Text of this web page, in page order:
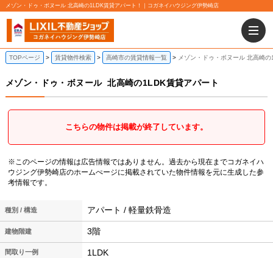
メゾン・ドゥ・ボヌール 北高崎の1LDK賃貸アパート！｜コガネイハウジング伊勢崎店
TOPページ 賃貸物件検索 高崎市の賃貸情報一覧 メゾン・ドゥ・ボヌール 北高崎
メゾン・ドゥ・ボヌール 北高崎の1LDK賃貸アパート
こちらの物件は掲載が終了しています。
※このページの情報は広告情報ではありません。過去から現在までコガネイハ
ウジング伊勢崎店のホームぺージに掲載されていた物件情報を元に生成した参
考情報です。
種別 / 構造 アパート / 軽量鉄骨造
建物階建 3階
間取り一例 1LDK